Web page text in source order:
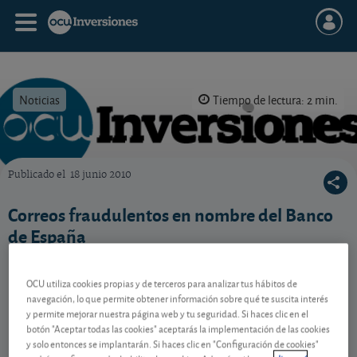
Noticias Tiempo de lectura: 2 min.
Publicado el 18 junio 2010
Correos fraudulentos en nombre del Banco
de España
Si usted recibe un correo electrónico en el que supuestamente el
Banco de España le comunica la recepción de una transferencia,
¡ignórelo!
OCU utiliza cookies propias y de terceros para analizar tus hábitos de
navegación, lo que permite obtener información sobre qué te suscita interés
y permite mejorar nuestra página web y tu seguridad. Si haces clic en el
botón "Aceptar todas las cookies" aceptarás la implementación de las cookies
y solo entonces se implantarán. Si haces clic en "Configuración de cookies"